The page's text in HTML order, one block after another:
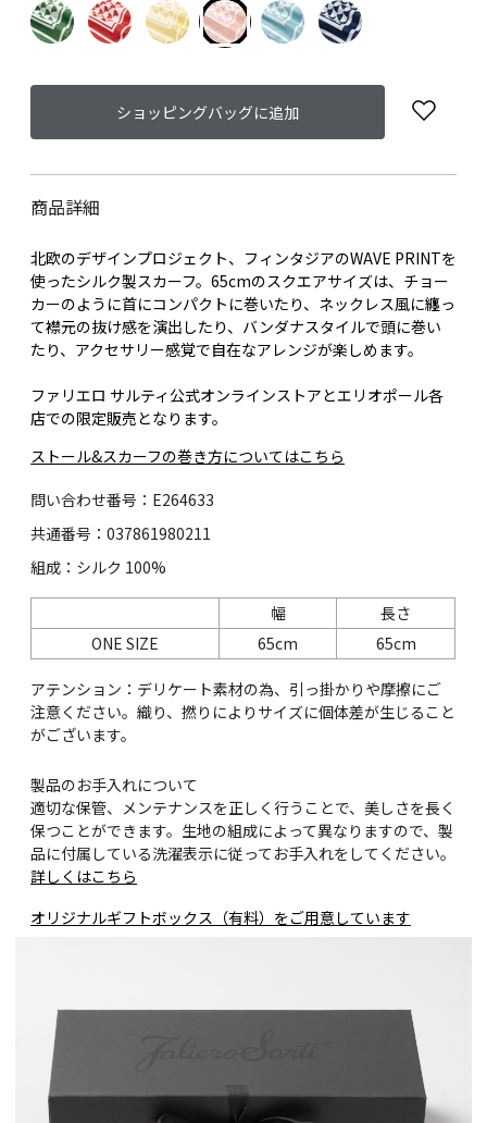
ショッピングバッグに追加
商品詳細
北欧のデザインプロジェクト、フィンタジアのWAVE PRINTを
使ったシルク製スカーフ。65cmのスクエアサイズは、チョー
カーのように首にコンパクトに巻いたり、ネックレス風に纏っ
て襟元の抜け感を演出したり、バンダナスタイルで頭に巻い
たり、アクセサリー感覚で自在なアレンジが楽しめます。
ファリエロ サルティ公式オンラインストアとエリオポール各
店での限定販売となります。
ストール&スカーフの巻き方についてはこちら
問い合わせ番号：E264633
共通番号：037861980211
組成：シルク 100%
幅
長さ
ONE SIZE
65cm 65cm
アテンション：デリケート素材の為、引っ掛かりや摩擦にご
注意ください。織り、撚りによりサイズに個体差が生じること
がございます。
製品のお手入れについて
適切な保管、メンテナンスを正しく行うことで、美しさを長く
保つことができます。生地の組成によって異なりますので、製
品に付属している洗濯表示に従ってお手入れをしてください。
詳しくはこちら
オリジナルギフトボックス（有料）をご用意しています